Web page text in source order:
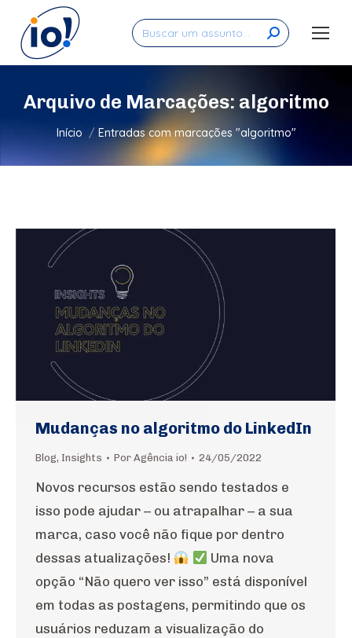
Search:
Arquivo de Marcações: algoritmo
Você está aqui:
Início Entradas com marcações "algoritmo"
Mudanças no algoritmo do LinkedIn
Blog, Insights Por Agência io! 24/05/2022
Novos recursos estão sendo testados e
isso pode ajudar – ou atrapalhar – a sua
marca, caso você não fique por dentro
dessas atualizações!
Uma nova
opção “Não quero ver isso” está disponível
em todas as postagens, permitindo que os
usuários reduzam a visualização do